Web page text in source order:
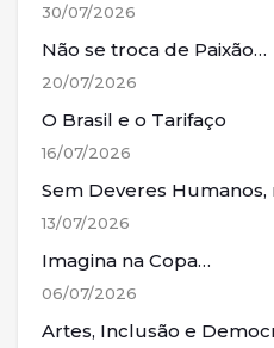
30/07/2026
Não se troca de Paixão…
20/07/2026
O Brasil e o Tarifaço
16/07/2026
Sem Deveres Humanos,
13/07/2026
Imagina na Copa…
06/07/2026
Artes, Inclusão e